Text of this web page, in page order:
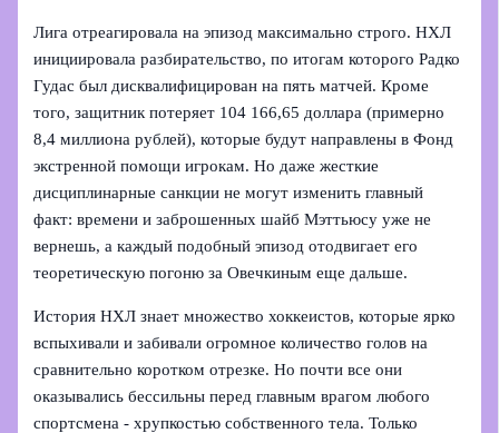
Лига отреагировала на эпизод максимально строго. НХЛ
инициировала разбирательство, по итогам которого Радко
Гудас был дисквалифицирован на пять матчей. Кроме
того, защитник потеряет 104 166,65 доллара (примерно
8,4 миллиона рублей), которые будут направлены в Фонд
экстренной помощи игрокам. Но даже жесткие
дисциплинарные санкции не могут изменить главный
факт: времени и заброшенных шайб Мэттьюсу уже не
вернешь, а каждый подобный эпизод отодвигает его
теоретическую погоню за Овечкиным еще дальше.
История НХЛ знает множество хоккеистов, которые ярко
вспыхивали и забивали огромное количество голов на
сравнительно коротком отрезке. Но почти все они
оказывались бессильны перед главным врагом любого
спортсмена - хрупкостью собственного тела. Только